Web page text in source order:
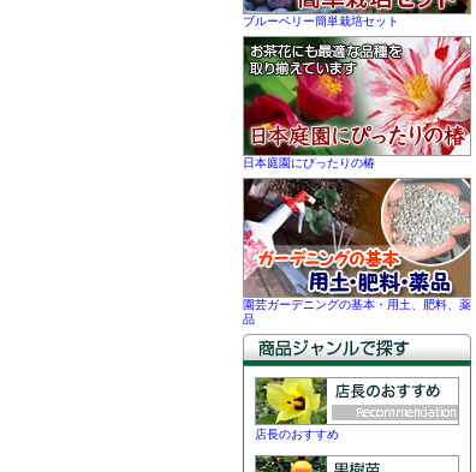
ブルーベリー簡単栽培セット
日本庭園にぴったりの椿
園芸ガーデニングの基本・用土、肥料、薬
品
店長のおすすめ